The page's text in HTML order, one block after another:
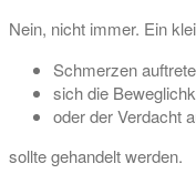
Nein, nicht immer. Ein
Schmerzen
sich die
oder der Verdacht
sollte gehandelt werden.